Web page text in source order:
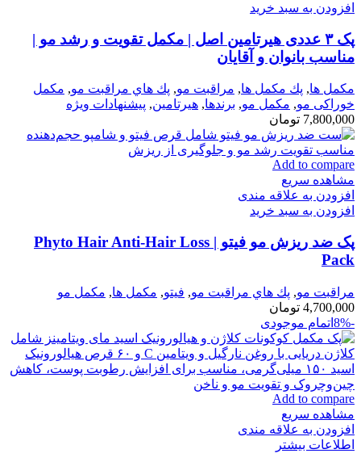
افزودن به سبد خرید
پک ۳ عددی هیرتامین اصل | مکمل تقویت و رشد مو |
مناسب بانوان و آقایان
مكمل ها, پك مكمل ها, مراقبت مو, پك هاي مراقبت مو, مكمل
خوراكی مو, مکمل مو, برندها, هیرتامین, پیشنهادات ویژه
7,800,000 تومان
Add to compare
مشاهده سریع
افزودن به علاقه مندی
افزودن به سبد خرید
پک ضد ریزش مو فیتو | Phyto Hair Anti-Hair Loss
Pack
مراقبت مو, پك هاي مراقبت مو, فيتو, مكمل ها, مکمل مو
4,700,000 تومان
-8%
اتمام موجودی
Add to compare
مشاهده سریع
افزودن به علاقه مندی
اطلاعات بیشتر